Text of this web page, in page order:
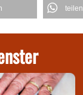
teilen